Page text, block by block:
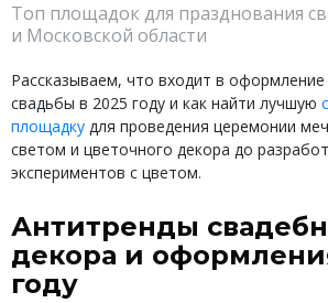
Топ площадок для празднования
и Московской области
Рассказываем, что входит в
свадьбы в 2025 году и как найти лучшую
площадку для проведения церемонии
светом и цветочного декора до
экспериментов с цветом.
Антитренды
декора и
году